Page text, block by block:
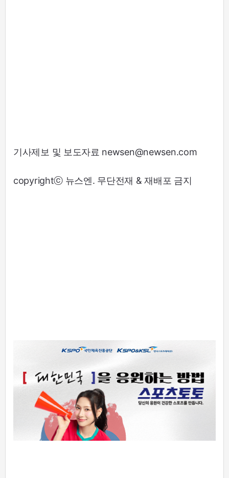
기사제보 및 보도자료 newsen@newsen.com
copyrightⓒ 뉴스엔. 무단전재 & 재배포 금지